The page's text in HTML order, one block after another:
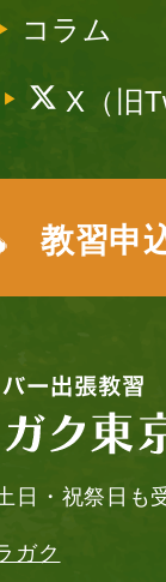
コラム
X（旧
教習申
日・祝祭日も
ガク